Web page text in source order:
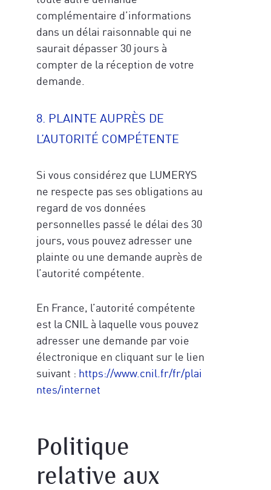
complémentaire d’informations
dans un délai raisonnable qui ne
saurait dépasser 30 jours à
compter de la réception de votre
demande.
8. PLAINTE AUPRÈS DE
L’AUTORITÉ COMPÉTENTE
Si vous considérez que LUMERYS
ne respecte pas ses obligations au
regard de vos données
personnelles passé le délai des 30
jours, vous pouvez adresser une
plainte ou une demande auprès de
l’autorité compétente.
En France, l’autorité compétente
est la CNIL à laquelle vous pouvez
adresser une demande par voie
électronique en cliquant sur le lien
suivant : https://www.cnil.fr/fr/plai
ntes/internet
Politique
relative aux